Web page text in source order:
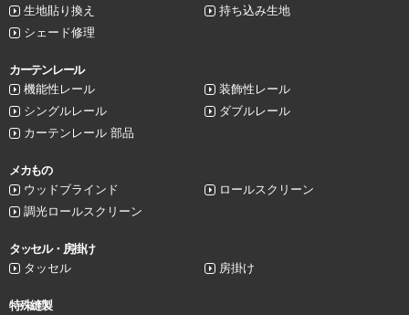
生地貼り換え
持ち込み生地
シェード修理
カーテンレール
機能性レール
装飾性レール
シングルレール
ダブルレール
カーテンレール 部品
メカもの
ウッドブラインド
ロールスクリーン
調光ロールスクリーン
タッセル・房掛け
タッセル
房掛け
特殊縫製